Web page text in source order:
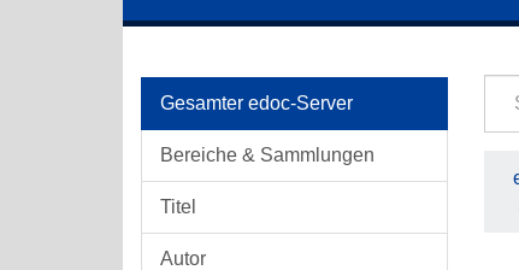
Gesamter edoc-Server
Bereiche & Sammlungen
Titel
Autor